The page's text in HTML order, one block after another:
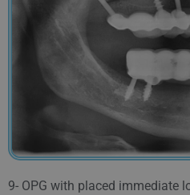
9- OPG with placed immediate